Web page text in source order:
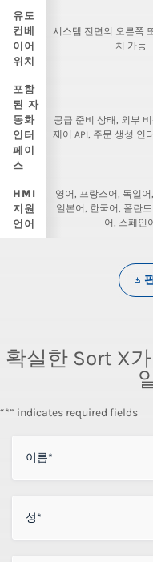
유도
컨베
이어
위치
시스템 전면의 오른쪽
치 가능
포함
된 자
동화
인터
페이
스
공급 준비 상태, 외부
제어 API, 주문 생성 인
HMI
지원
언어
영어, 프랑스어, 독일
일본어, 한국어, 폴란
어, 스페인
확실한 Sort X
“*” indicates required fields